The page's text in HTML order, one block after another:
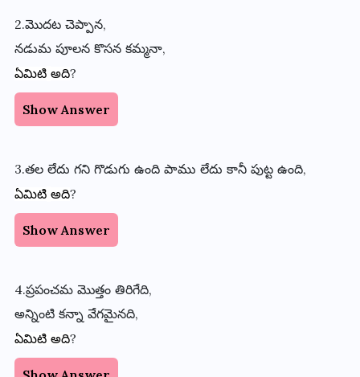
2.మొదట చెప్పాన,
నడుమ పూలన కొసన కమ్మనా,
ఏమిటి అది?
Show Answer
3.తల లేదు గని గొడుగు ఉంది పాము లేదు కానీ పుట్ట ఉంది,
ఏమిటి అది?
Show Answer
4.ప్రపంచమ మొత్తం తిరిగేది,
అన్నింటి కన్నా వేగమైనది,
ఏమిటి అది?